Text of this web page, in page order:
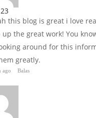
this blog is great i love
up the great work! You
around for this
greatly.
ago Balas